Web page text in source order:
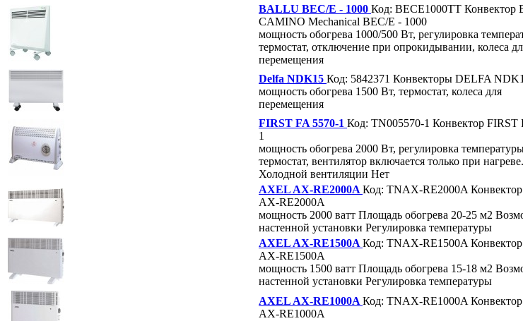
BALLU BEC/E - 1000 Код: BECE1000TT Конвектор
CAMINO Mechanical BEC/E - 1000
мощность обогрева 1000/500 Вт, регулировка
термостат, отключение при опрокидывании, колеса
перемещения
Delfa NDK15 Код: 5842371 Конвекторы DELFA
мощность обогрева 1500 Вт, термостат, колеса для
перемещения
FIRST FA 5570-1 Код: TN005570-1 Конвектор FIRST
1
мощность обогрева 2000 Вт, регулировка
термостат, вентилятор включается только при нагреве.
Холодной вентиляции Нет
AXEL AX-RE2000A Код: TNAX-RE2000A
AX-RE2000A
мощность 2000 ватт Площадь обогрева 20-25 м2
настенной установки Регулировка температуры
AXEL AX-RE1500A Код: TNAX-RE1500A
AX-RE1500A
мощность 1500 ватт Площадь обогрева 15-18 м2
настенной установки Регулировка температуры
AXEL AX-RE1000A Код: TNAX-RE1000A
AX-RE1000A